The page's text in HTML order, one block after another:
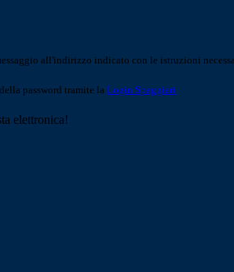
all'indirizzo indicato con le istruzioni
password tramite la Login Spaggiari
elettronica!